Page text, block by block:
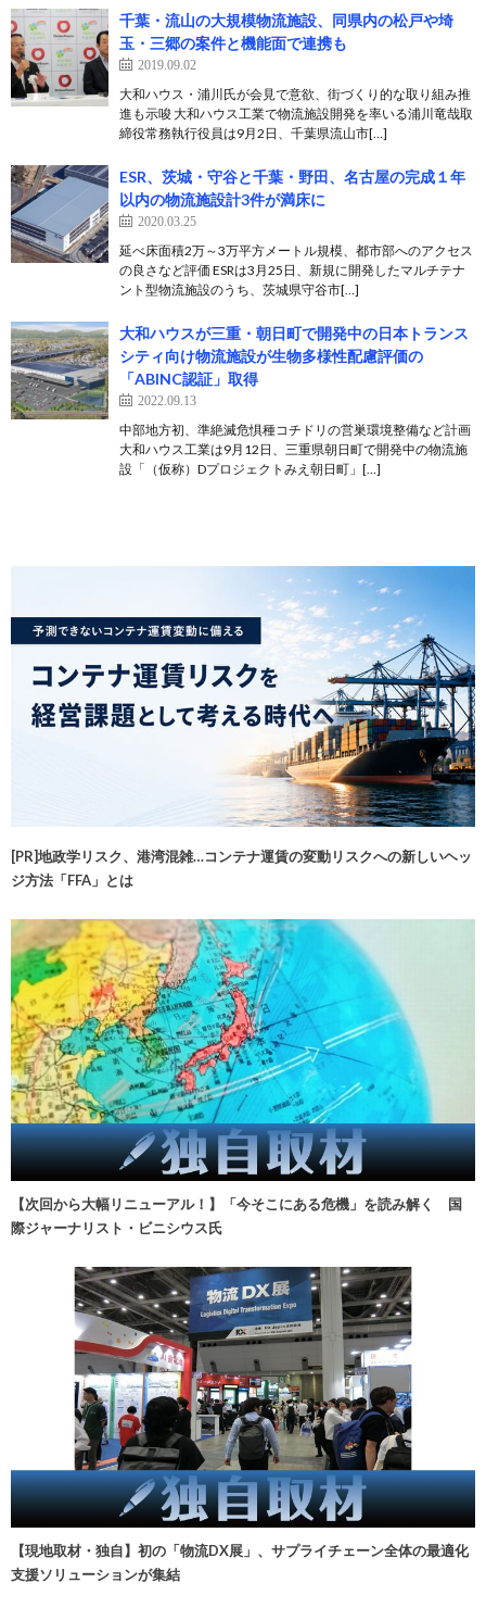
千葉・流山の大規模物流施設、同県内の松戸や埼
玉・三郷の案件と機能面で連携も
2019.09.02
大和ハウス・浦川氏が会見で意欲、街づくり的な取り組み推
進も示唆 大和ハウス工業で物流施設開発を率いる浦川竜哉取
締役常務執行役員は9月2日、千葉県流山市[…]
ESR、茨城・守谷と千葉・野田、名古屋の完成１年
以内の物流施設計3件が満床に
2020.03.25
延べ床面積2万～3万平方メートル規模、都市部へのアクセス
の良さなど評価 ESRは3月25日、新規に開発したマルチテナ
ント型物流施設のうち、茨城県守谷市[…]
大和ハウスが三重・朝日町で開発中の日本トランス
シティ向け物流施設が生物多様性配慮評価の
「ABINC認証」取得
2022.09.13
中部地方初、準絶滅危惧種コチドリの営巣環境整備など計画
大和ハウス工業は9月12日、三重県朝日町で開発中の物流施
設「（仮称）Dプロジェクトみえ朝日町」[…]
[PR]地政学リスク、港湾混雑…コンテナ運賃の変動リスクへの新しいヘッ
ジ方法「FFA」とは
【次回から大幅リニューアル！】「今そこにある危機」を読み解く 国
際ジャーナリスト・ビニシウス氏
【現地取材・独自】初の「物流DX展」、サプライチェーン全体の最適化
支援ソリューションが集結